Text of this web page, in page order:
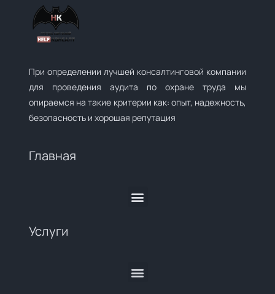
При определении лучшей консалтинговой компании
для проведения аудита по охране труда мы
опираемся на такие критерии как: опыт, надежность,
безопасность и хорошая репутация
Главная
Услуги